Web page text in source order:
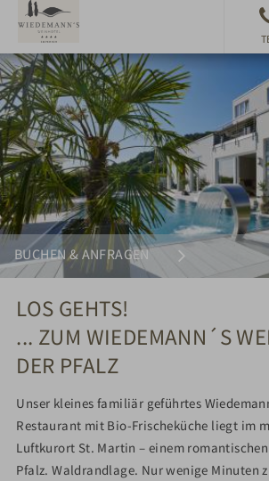
BUCHEN & ANFRAGEN
LOS GEHTS!
... ZUM WIEDEMANN´S
DER PFALZ
Unser kleines familiär geführtes
Restaurant mit Bio-Frischeküche liegt im
Luftkurort St. Martin – einem
Pfalz. Waldrandlage. Nur wenige Minuten